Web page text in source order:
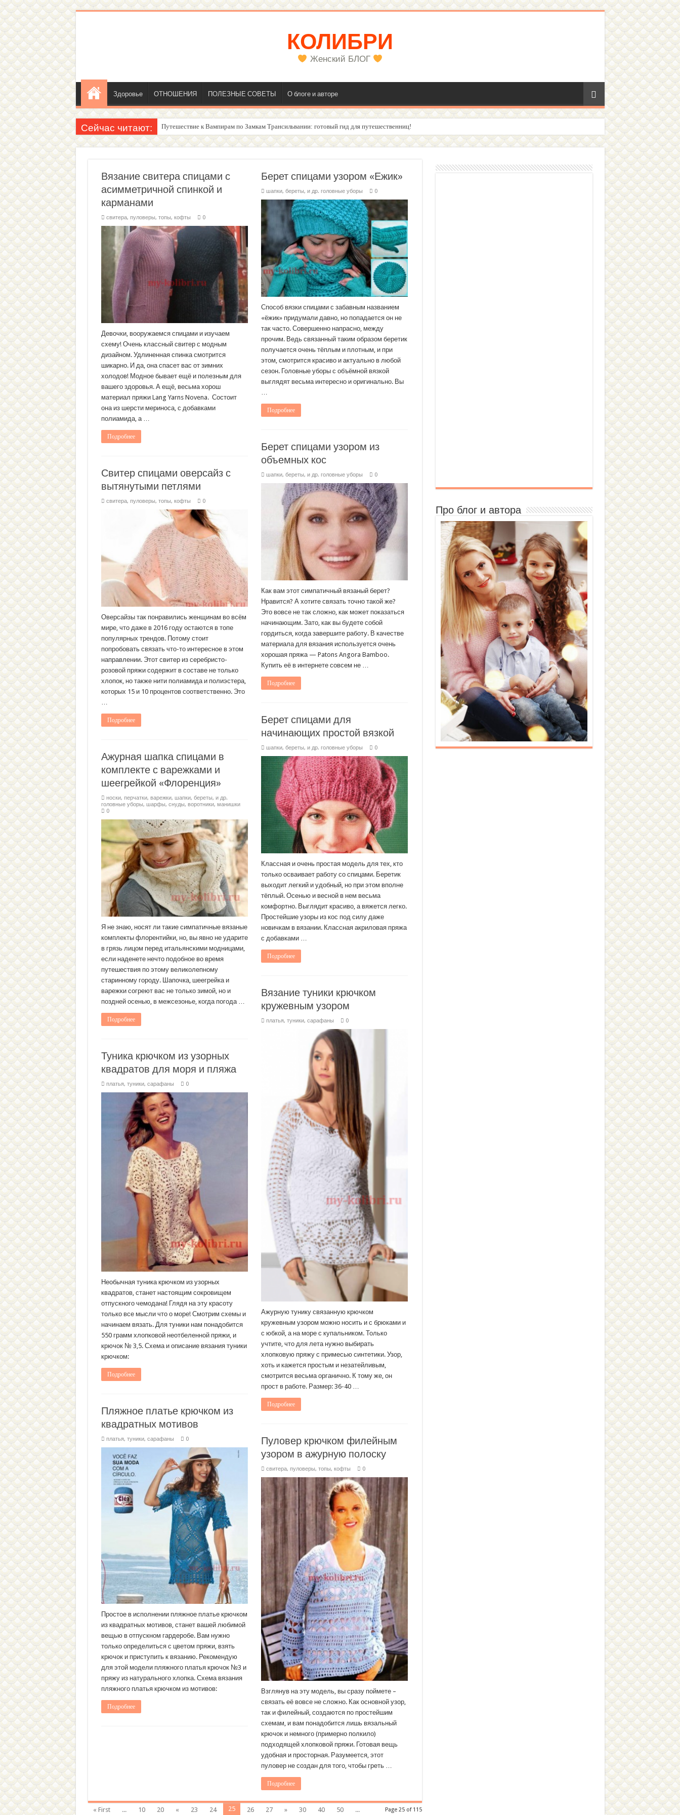
КОЛИБРИ
Женский БЛОГ
Здоровье ОТНОШЕНИЯ ПОЛЕЗНЫЕ СОВЕТЫ О блоге и авторе
Сейчас читают: Путешествие к Вампирам по Замкам Трансильвании: готовый гид для путешественниц!
Женский внутренний голос
Вязание свитера спицами с
асимметричной спинкой и
карманами
свитера, пуловеры, топы, кофты 0
Девочки, вооружаемся спицами и изучаем
схему! Очень классный свитер с модным
дизайном. Удлиненная спинка смотрится
шикарно. И да, она спасет вас от зимних
холодов! Модное бывает ещё и полезным для
вашего здоровья. А ещё, весьма хорош
материал пряжи Lang Yarns Novena. Состоит
она из шерсти мериноса, с добавками
полиамида, а …
Подробнее
Берет спицами узором «Ежик»
шапки, береты, и др. головные уборы 0
Способ вязки спицами с забавным названием
«ёжик» придумали давно, но попадается он не
так часто. Совершенно напрасно, между
прочим. Ведь связанный таким образом беретик
получается очень тёплым и плотным, и при
этом, смотрится красиво и актуально в любой
сезон. Головные уборы с объёмной вязкой
выглядят весьма интересно и оригинально. Вы
…
Подробнее
Берет спицами узором из
объемных кос
шапки, береты, и др. головные уборы 0
Как вам этот симпатичный вязаный берет?
Нравится? А хотите связать точно такой же?
Это вовсе не так сложно, как может показаться
начинающим. Зато, как вы будете собой
гордиться, когда завершите работу. В качестве
материала для вязания используется очень
хорошая пряжа — Patons Angora Bamboo.
Купить её в интернете совсем не …
Подробнее
Свитер спицами оверсайз с
вытянутыми петлями
свитера, пуловеры, топы, кофты 0
Оверсайзы так понравились женщинам во всём
мире, что даже в 2016 году остаются в топе
популярных трендов. Потому стоит
попробовать связать что-то интересное в этом
направлении. Этот свитер из серебристо-
розовой пряжи содержит в составе не только
хлопок, но также нити полиамида и полиэстера,
которых 15 и 10 процентов соответственно. Это
…
Подробнее
Берет спицами для
начинающих простой вязкой
шапки, береты, и др. головные уборы 0
Классная и очень простая модель для тех, кто
только осваивает работу со спицами. Беретик
выходит легкий и удобный, но при этом вполне
тёплый. Осенью и весной в нем весьма
комфортно. Выглядит красиво, а вяжется легко.
Простейшие узоры из кос под силу даже
новичкам в вязании. Классная акриловая пряжа
с добавками …
Подробнее
Ажурная шапка спицами в
комплекте с варежками и
шеегрейкой «Флоренция»
носки, перчатки, варежки, шапки, береты, и др.
головные уборы, шарфы, снуды, воротники, манишки
0
Я не знаю, носят ли такие симпатичные вязаные
комплекты флорентийки, но, вы явно не ударите
в грязь лицом перед итальянскими модницами,
если наденете нечто подобное во время
путешествия по этому великолепному
старинному городу. Шапочка, шеегрейка и
варежки согреют вас не только зимой, но и
поздней осенью, в межсезонье, когда погода …
Подробнее
Вязание туники крючком
кружевным узором
платья, туники, сарафаны 0
Ажурную тунику связанную крючком
кружевным узором можно носить и с брюками и
с юбкой, а на море с купальником. Только
учтите, что для лета нужно выбирать
хлопковую пряжу с примесью синтетики. Узор,
хоть и кажется простым и незатейливым,
смотрится весьма органично. К тому же, он
прост в работе. Размер: 36-40 …
Подробнее
Туника крючком из узорных
квадратов для моря и пляжа
платья, туники, сарафаны 0
Необычная туника крючком из узорных
квадратов, станет настоящим сокровищем
отпускного чемодана! Глядя на эту красоту
только все мысли что о море! Смотрим схемы и
начинаем вязать. Для туники нам понадобится
550 грамм хлопковой неотбеленной пряжи, и
крючок № 3,5. Схема и описание вязания туники
крючком:
Подробнее
Пляжное платье крючком из
квадратных мотивов
платья, туники, сарафаны 0
Простое в исполнении пляжное платье крючком
из квадратных мотивов, станет вашей любимой
вещью в отпускном гардеробе. Вам нужно
только определиться с цветом пряжи, взять
крючок и приступить к вязанию. Рекомендую
для этой модели пляжного платья крючок №3 и
пряжу из натурального хлопка. Схема вязания
пляжного платья крючком из мотивов:
Подробнее
Пуловер крючком филейным
узором в ажурную полоску
свитера, пуловеры, топы, кофты 0
Взглянув на эту модель, вы сразу поймете –
связать её вовсе не сложно. Как основной узор,
так и филейный, создаются по простейшим
схемам, и вам понадобится лишь вязальный
крючок и немного (примерно полкило)
подходящей хлопковой пряжи. Готовая вещь
удобная и просторная. Разумеется, этот
пуловер не создан для того, чтобы греть …
Подробнее
Page 25 of 115
« First ... 10 20 « 23 24 25 26 27 » 30 40 50 ...
Про блог и автора